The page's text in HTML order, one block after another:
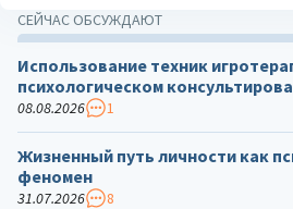
СЕЙЧАС ОБСУЖДАЮТ
Использование техник
психологическом
08.08.2026 1
Жизненный путь личности как
феномен
31.07.2026 8